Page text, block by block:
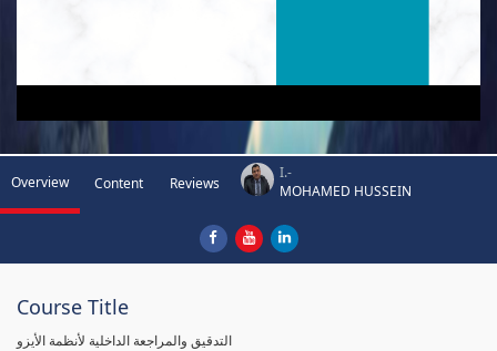
Overview Content Reviews
I.-
MOHAMED HUSSEIN
Course Title
التدقيق والمراجعة الداخلية لأنظمة الأيزو